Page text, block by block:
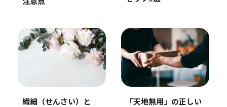
注意点
繊細（せんさい）と
「天地無用」の正しい